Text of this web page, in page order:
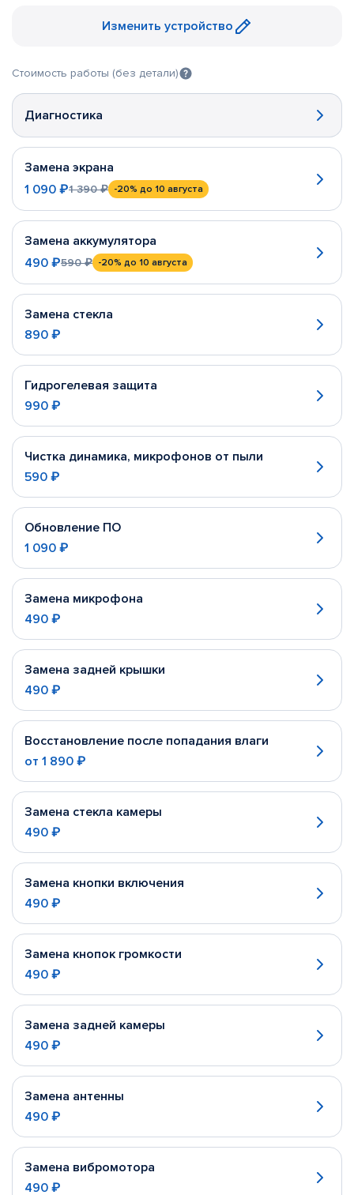
Изменить устройство
Стоимость работы (без детали)
Диагностика
Замена экрана
1 090 ₽1 390 ₽ -20% до 10 августа
Замена аккумулятора
490 ₽590 ₽ -20% до 10 августа
Замена стекла
890 ₽
Гидрогелевая защита
990 ₽
Чистка динамика, микрофонов от пыли
590 ₽
Обновление ПО
1 090 ₽
Замена микрофона
490 ₽
Замена задней крышки
490 ₽
Восстановление после попадания влаги
от 1 890 ₽
Замена стекла камеры
490 ₽
Замена кнопки включения
490 ₽
Замена кнопок громкости
490 ₽
Замена задней камеры
490 ₽
Замена антенны
490 ₽
Замена вибромотора
490 ₽